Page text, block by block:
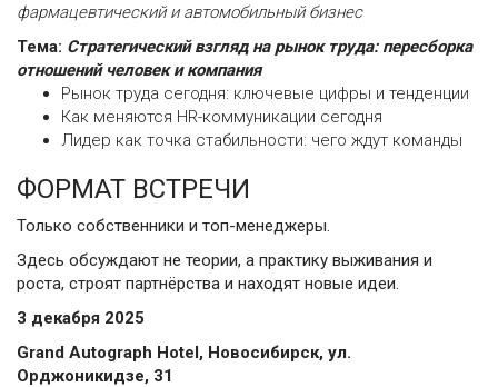
фармацевтический и автомобильный бизнес
Тема: Стратегический взгляд на рынок труда: пересборка
отношений человек и компания
Рынок труда сегодня: ключевые цифры и тенденции
Как меняются HR-коммуникации сегодня
Лидер как точка стабильности: чего ждут команды
ФОРМАТ ВСТРЕЧИ
Только собственники и топ-менеджеры.
Здесь обсуждают не теории, а практику выживания и
роста, строят партнёрства и находят новые идеи.
3 декабря 2025
Grand Autograph Hotel, Новосибирск, ул.
Орджоникидзе, 31